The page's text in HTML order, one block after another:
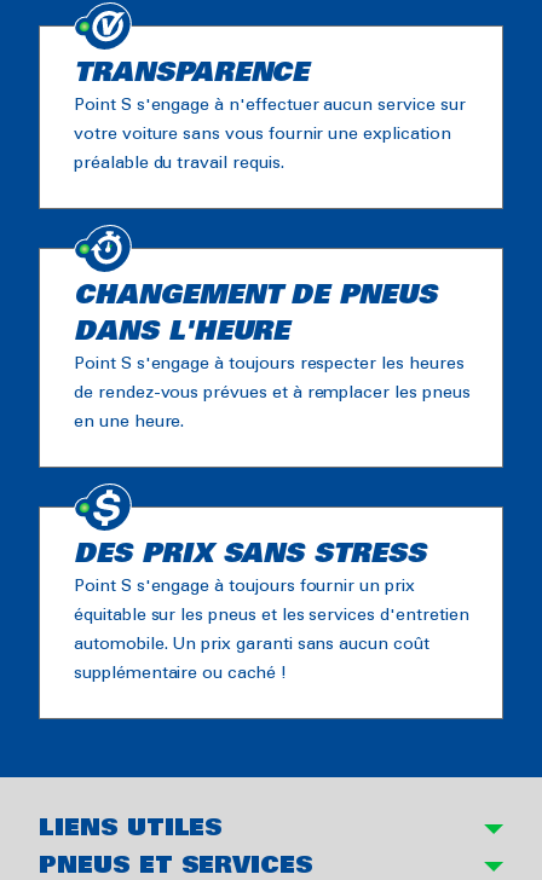
TRANSPARENCE
Point S s'engage à n'effectuer aucun service sur
votre voiture sans vous fournir une explication
préalable du travail requis.
CHANGEMENT DE PNEUS
DANS L'HEURE
Point S s'engage à toujours respecter les heures
de rendez-vous prévues et à remplacer les pneus
en une heure.
DES PRIX SANS STRESS
Point S s'engage à toujours fournir un prix
équitable sur les pneus et les services d'entretien
automobile. Un prix garanti sans aucun coût
supplémentaire ou caché !
LIENS UTILES
PNEUS ET SERVICES